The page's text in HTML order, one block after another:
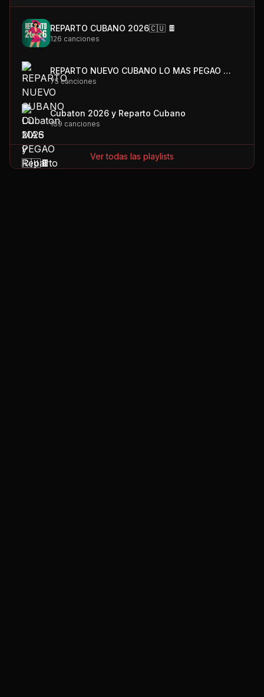
REPARTO CUBANO 2026🇨🇺 🍫
126 canciones
REPARTO NUEVO CUBANO LO MAS PEGAO 🇨🇺🍫
75 canciones
Cubaton 2026 y Reparto Cubano
169 canciones
Ver todas las playlists